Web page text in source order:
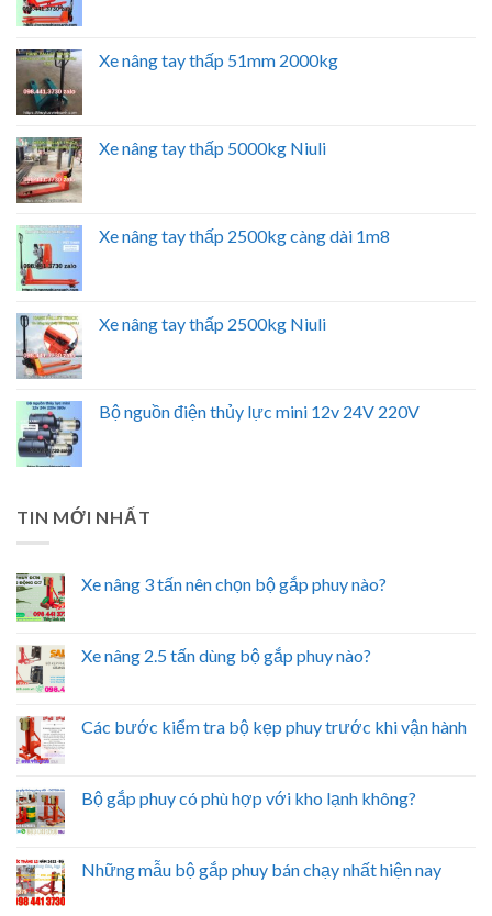
Xe nâng tay thấp 51mm 2000kg
Xe nâng tay thấp 5000kg Niuli
Xe nâng tay thấp 2500kg càng dài 1m8
Xe nâng tay thấp 2500kg Niuli
Bộ nguồn điện thủy lực mini 12v 24V 220V
TIN MỚI NHẤT
Xe nâng 3 tấn nên chọn bộ gắp phuy nào?
Xe nâng 2.5 tấn dùng bộ gắp phuy nào?
Các bước kiểm tra bộ kẹp phuy trước khi vận hành
Bộ gắp phuy có phù hợp với kho lạnh không?
Những mẫu bộ gắp phuy bán chạy nhất hiện nay